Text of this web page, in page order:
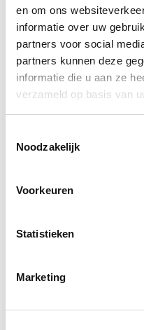
en om ons
informatie over uw
partners voor social
partners kunnen deze
informatie die u aan ze
verzameld op basis van
Noodzakelijk
Voorkeuren
Statistieken
Marketing
rating